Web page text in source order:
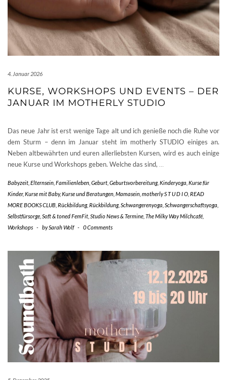
4. Januar 2026
KURSE, WORKSHOPS UND EVENTS – DER
JANUAR IM MOTHERLY STUDIO
Das neue Jahr ist erst wenige Tage alt und ich genieße noch die Ruhe vor
dem Sturm – denn im Januar steht im motherly STUDIO einiges an.
Neben altbewährten und euren allerliebsten Kursen, wird es auch einige
neue Kurse und Workshops geben. Welche das sind,…
Babyzeit Elternsein Familienleben Geburt Geburtsvorbereitung, Kinderyoga Kurse für
Kinder, Kurse mit Baby,Kurse und Beratungen Mamasein motherly S T U D I O READ
MORE BOOKS CLUB Rückbildung, Rückbildung, Schwangerenyoga Schwangerschaftsyoga
Selbstfürsorge Soft & toned FemFit Studio News & Termine The Milky Way Milchcafé
Workshops - bySarah Wolf - 0 Comments